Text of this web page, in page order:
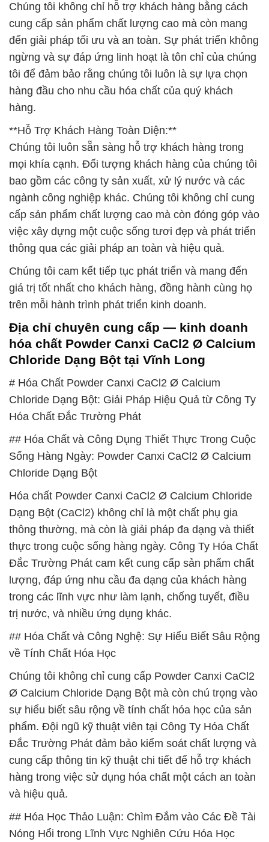
Chúng tôi không chỉ hỗ trợ khách hàng bằng cách
cung cấp sản phẩm chất lượng cao mà còn mang
đến giải pháp tối ưu và an toàn. Sự phát triển không
ngừng và sự đáp ứng linh hoạt là tôn chỉ của chúng
tôi để đảm bảo rằng chúng tôi luôn là sự lựa chọn
hàng đầu cho nhu cầu hóa chất của quý khách
hàng.
**Hỗ Trợ Khách Hàng Toàn Diện:**
Chúng tôi luôn sẵn sàng hỗ trợ khách hàng trong
mọi khía cạnh. Đối tượng khách hàng của chúng tôi
bao gồm các công ty sản xuất, xử lý nước và các
ngành công nghiệp khác. Chúng tôi không chỉ cung
cấp sản phẩm chất lượng cao mà còn đóng góp vào
việc xây dựng một cuộc sống tươi đẹp và phát triển
thông qua các giải pháp an toàn và hiệu quả.
Chúng tôi cam kết tiếp tục phát triển và mang đến
giá trị tốt nhất cho khách hàng, đồng hành cùng họ
trên mỗi hành trình phát triển kinh doanh.
Địa chỉ chuyên cung cấp — kinh doanh
hóa chất Powder Canxi CaCl2 Ø Calcium
Chloride Dạng Bột tại Vĩnh Long
# Hóa Chất Powder Canxi CaCl2 Ø Calcium
Chloride Dạng Bột: Giải Pháp Hiệu Quả từ Công Ty
Hóa Chất Đắc Trường Phát
## Hóa Chất và Công Dụng Thiết Thực Trong Cuộc
Sống Hàng Ngày: Powder Canxi CaCl2 Ø Calcium
Chloride Dạng Bột
Hóa chất Powder Canxi CaCl2 Ø Calcium Chloride
Dạng Bột (CaCl2) không chỉ là một chất phụ gia
thông thường, mà còn là giải pháp đa dạng và thiết
thực trong cuộc sống hàng ngày. Công Ty Hóa Chất
Đắc Trường Phát cam kết cung cấp sản phẩm chất
lượng, đáp ứng nhu cầu đa dạng của khách hàng
trong các lĩnh vực như làm lạnh, chống tuyết, điều
trị nước, và nhiều ứng dụng khác.
## Hóa Chất và Công Nghệ: Sự Hiểu Biết Sâu Rộng
về Tính Chất Hóa Học
Chúng tôi không chỉ cung cấp Powder Canxi CaCl2
Ø Calcium Chloride Dạng Bột mà còn chú trọng vào
sự hiểu biết sâu rộng về tính chất hóa học của sản
phẩm. Đội ngũ kỹ thuật viên tại Công Ty Hóa Chất
Đắc Trường Phát đảm bảo kiểm soát chất lượng và
cung cấp thông tin kỹ thuật chi tiết để hỗ trợ khách
hàng trong việc sử dụng hóa chất một cách an toàn
và hiệu quả.
## Hóa Học Thảo Luận: Chìm Đắm vào Các Đề Tài
Nóng Hổi trong Lĩnh Vực Nghiên Cứu Hóa Học